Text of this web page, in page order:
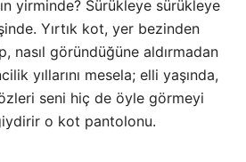
yirminde? Sürükleye sürükleye
Yırtık kot, yer bezinden
nasıl göründüğüne aldırmadan
yıllarını mesela; elli yaşında,
seni hiç de öyle görmeyi
o kot pantolonu.